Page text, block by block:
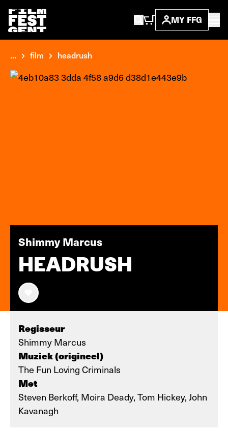
MY FFG
... film headrush
Shimmy Marcus
HEADRUSH
Regisseur
Shimmy Marcus
Muziek (origineel)
The Fun Loving Criminals
Met
Steven Berkoff, Moira Deady, Tom Hickey, John
Kavanagh